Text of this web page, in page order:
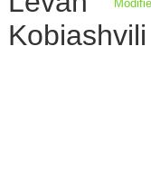
Kobiashvili